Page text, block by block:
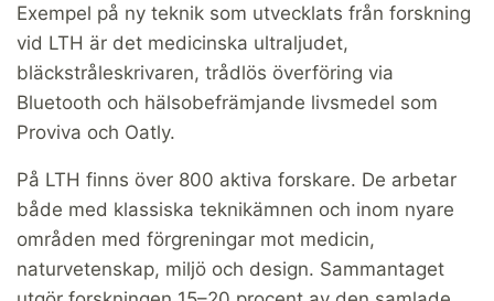
Exempel på ny teknik som utvecklats från forskning
vid LTH är det medicinska ultraljudet,
bläckstråleskrivaren, trådlös överföring via
Bluetooth och hälsobefrämjande livsmedel som
Proviva och Oatly.
På LTH finns över 800 aktiva forskare. De arbetar
både med klassiska teknikämnen och inom nyare
områden med förgreningar mot medicin,
naturvetenskap, miljö och design. Sammantaget